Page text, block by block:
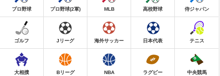
プロ野球 プロ野球(2軍) MLB 高校野球 侍ジャパン
ゴルフ Jリーグ 海外サッカー 日本代表 テニス
大相撲 Bリーグ NBA ラグビー 中央競馬